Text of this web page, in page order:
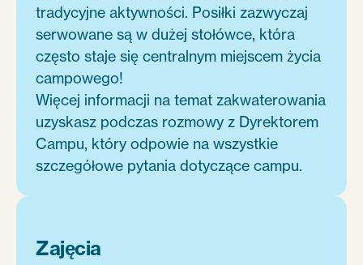
tradycyjne aktywności. Posiłki zazwyczaj
serwowane są w dużej stołówce, która
często staje się centralnym miejscem życia
campowego!
Więcej informacji na temat zakwaterowania
uzyskasz podczas rozmowy z Dyrektorem
Campu, który odpowie na wszystkie
szczegółowe pytania dotyczące campu.
Zajęcia